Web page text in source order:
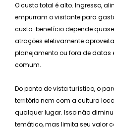
O custo total é alto. Ingresso,
empurram o visitante para
custo-benefício depende
atrações efetivamente
planejamento ou fora de datas
comum.
Do ponto de vista turístico, o
território nem com a cultura
qualquer lugar. Isso não
temático, mas limita seu valor